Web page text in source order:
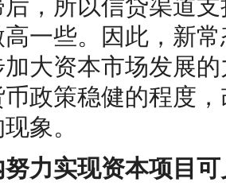
，所以信贷渠道
一些。因此，新
加大资本市场发展
政策稳健的程度
象。
实现资本项目可